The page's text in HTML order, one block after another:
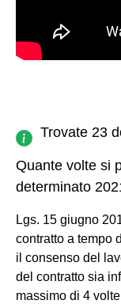
Trovate 23
Quante volte si
determinato
Lgs. 15 giugno
contratto a tempo
il consenso del
del contratto sia
massimo di 4